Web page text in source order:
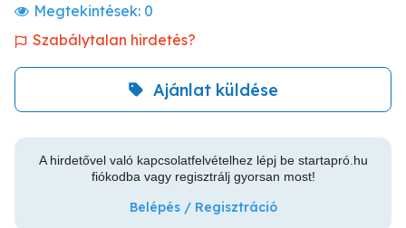
Megtekintések: 0
Szabálytalan hirdetés?
Ajánlat küldése
A hirdetővel való kapcsolatfelvételhez lépj be startapró.hu
fiókodba vagy regisztrálj gyorsan most!
Belépés / Regisztráció